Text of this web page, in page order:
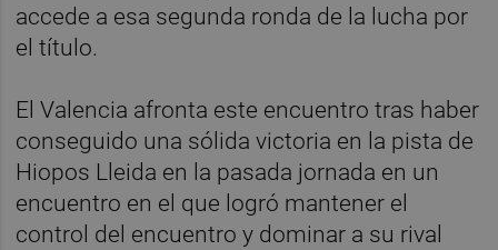
accede a esa segunda ronda de la lucha por
el título.
El Valencia afronta este encuentro tras haber
conseguido una sólida victoria en la pista de
Hiopos Lleida en la pasada jornada en un
encuentro en el que logró mantener el
control del encuentro y dominar a su rival